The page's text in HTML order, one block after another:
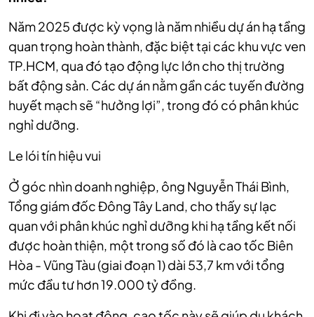
Năm 2025 được kỳ vọng là năm nhiều dự án hạ tầng
quan trọng hoàn thành, đặc biệt tại các khu vực ven
TP.HCM, qua đó tạo động lực lớn cho thị trường
bất động sản. Các dự án nằm gần các tuyến đường
huyết mạch sẽ “hưởng lợi”, trong đó có phân khúc
nghỉ dưỡng.
Le lói tín hiệu vui
Ở góc nhìn doanh nghiệp, ông Nguyễn Thái Bình,
Tổng giám đốc Đông Tây Land, cho thấy sự lạc
quan với phân khúc nghỉ dưỡng khi hạ tầng kết nối
được hoàn thiện, một trong số đó là cao tốc Biên
Hòa - Vũng Tàu (giai đoạn 1) dài 53,7 km với tổng
mức đầu tư hơn 19.000 tỷ đồng.